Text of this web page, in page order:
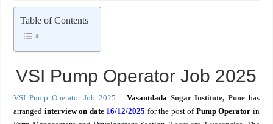
आनंदाची बातमी ! MPSC तलाठी भरती एकूण १५३९ रिक्त जागा त्वरित जाणून घ्या परीक्षेचे
Table of Contents
VSI Pump Operator Job 2025
VSI Pump Operator Job 2025 –Vasantdada Sugar Institute, Pune has
arranged interview on date 16/12/2025 for the post of Pump Operator in